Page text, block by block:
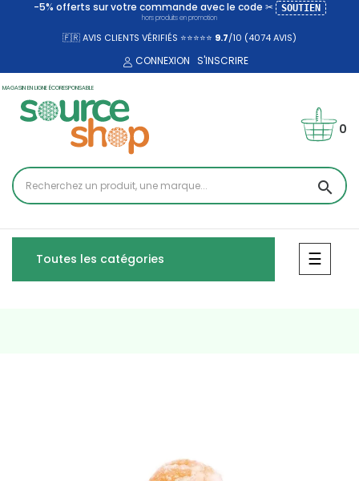
-5% offerts sur votre commande avec le code ✂ SOUTIEN
hors produits en promotion
🇫🇷 AVIS CLIENTS VÉRIFIÉS ⭐⭐⭐⭐⭐ 9.7/10 (4074AVIS)
CONNEXION S'INSCRIRE
MAGASIN EN LIGNE ÉCORESPONSABLE
search
0
Toutes les catégories ☰